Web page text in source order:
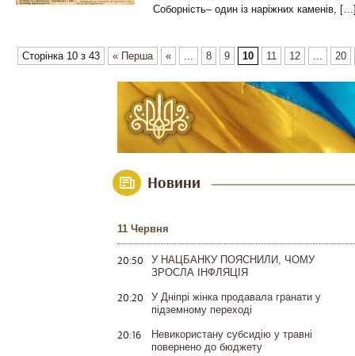
Соборність– один із наріжних каменів,
Сторінка 10 з 43 « Перша « ... 8 9 10 11 12 ... 20
Новини
11 Червня
20:50
У НАЦБАНКУ ПОЯСНИЛИ, ЧОМУ
ЗРОСЛА ІНФЛЯЦІЯ
20:20
У Дніпрі жінка продавала гранати у
підземному переході
20:16
Невикористану субсидію у травні
повернено до бюджету